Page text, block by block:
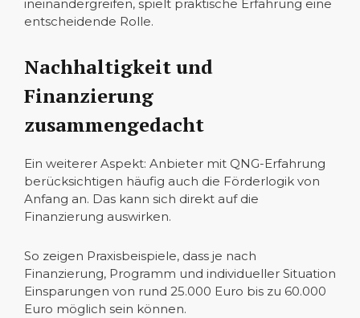
ineinandergreifen, spielt praktische Erfahrung eine
entscheidende Rolle.
Nachhaltigkeit und
Finanzierung
zusammengedacht
Ein weiterer Aspekt: Anbieter mit QNG-Erfahrung
berücksichtigen häufig auch die Förderlogik von
Anfang an. Das kann sich direkt auf die
Finanzierung auswirken.
So zeigen Praxisbeispiele, dass je nach
Finanzierung, Programm und individueller Situation
Einsparungen von rund 25.000 Euro bis zu 60.000
Euro möglich sein können.